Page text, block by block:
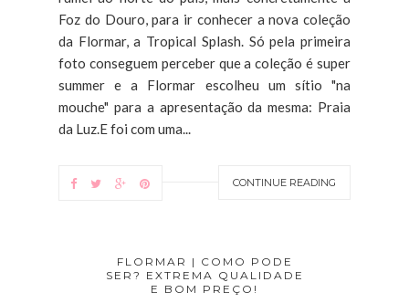
Foz do Douro, para ir conhecer a nova coleção
da Flormar, a Tropical Splash. Só pela primeira
foto conseguem perceber que a coleção é super
summer e a Flormar escolheu um sítio "na
mouche" para a apresentação da mesma: Praia
da Luz.E foi com uma...
CONTINUE READING
FLORMAR | COMO PODE
SER? EXTREMA QUALIDADE
E BOM PREÇO!